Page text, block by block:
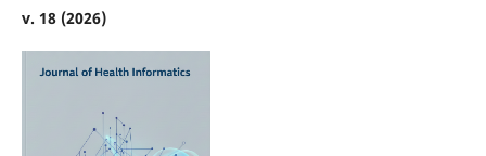
v. 18 (2026)